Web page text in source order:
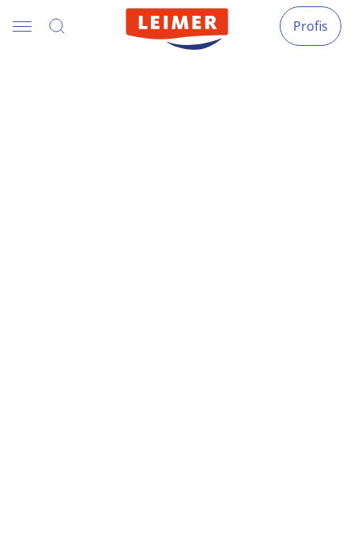
Profis